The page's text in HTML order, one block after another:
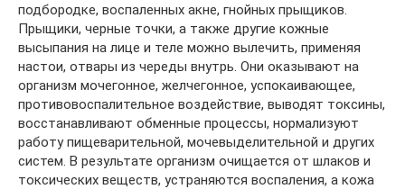
подбородке, воспаленных акне, гнойных прыщиков.
Прыщики, черные точки, а также другие кожные
высыпания на лице и теле можно вылечить, применяя
настои, отвары из череды внутрь. Они оказывают на
организм мочегонное, желчегонное, успокаивающее,
противовоспалительное воздействие, выводят токсины,
восстанавливают обменные процессы, нормализуют
работу пищеварительной, мочевыделительной и других
систем. В результате организм очищается от шлаков и
токсических веществ, устраняются воспаления, а кожа